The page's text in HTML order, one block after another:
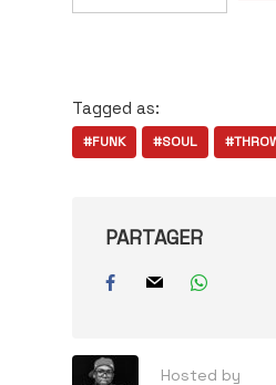
adresse
Tagged as:
#FUNK #SOUL
PARTAGER
Hosted by